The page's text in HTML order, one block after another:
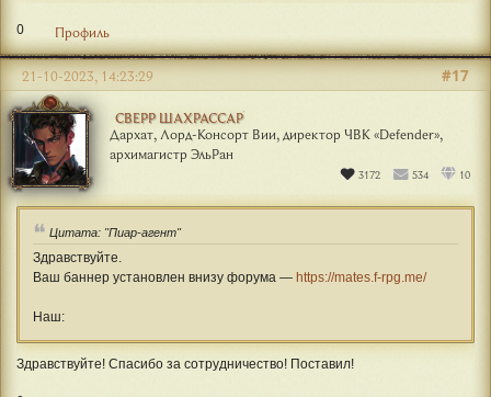
0 Профиль
СВЕРР ШАХРАССАР
Дархат, Лорд-Консорт Вии, директор ЧВК «Defender»,
архимагистр ЭльРан
3172 534 10
#17
21-10-2023, 14:23:29
Цитата: "Пиар-агент"
Здравствуйте.
Ваш баннер установлен внизу форума — https://mates.f-rpg.me/
Наш:
Здравствуйте! Спасибо за сотрудничество! Поставил!